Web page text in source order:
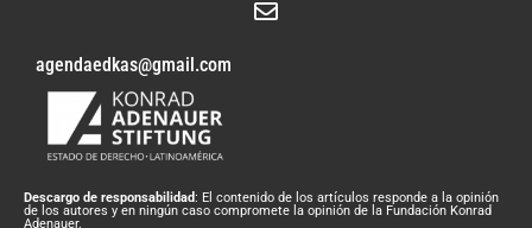
agendaedkas@gmail.com
Descargo de responsabilidad: El contenido de los artículos responde a la opinión
de los autores y en ningún caso compromete la opinión de la Fundación Konrad
Adenauer.